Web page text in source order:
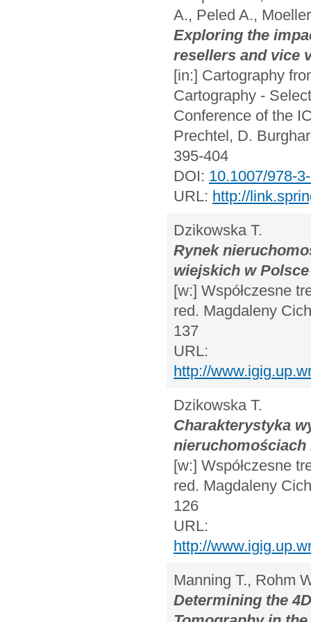
A., Peled A.,
Exploring the
resellers and vice
[in:] Cartography
Cartography -
Conference of the
Prechtel, D.
395-404
DOI: 10.1007/978-
URL: http://
Dzikowska T.
Rynek
wiejskich w Polsce
[w:] Współczesne
red. Magdaleny
137
URL:
http://
Dzikowska T.
Charakterystyka
[w:] Współczesne
red. Magdaleny
126
URL:
http://
Manning T., Rohm
Determining the